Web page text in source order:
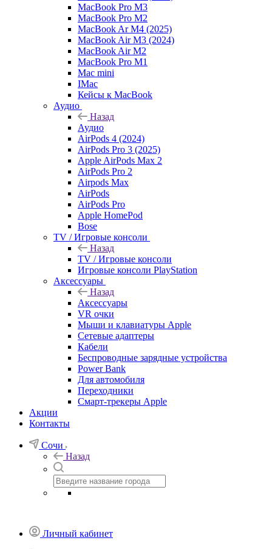
MacBook Pro M3
MacBook Pro M2
MacBook Ar M4 (2025)
MacBook Air M3 (2024)
MacBook Air M2
MacBook Pro M1
Mac mini
IMac
Кейсы к MacBook
Аудио
Назад
Аудио
AirPods 4 (2024)
AirPods Pro 3 (2025)
Apple AirPods Max 2
AirPods Pro 2
Airpods Max
AirPods
AirPods Pro
Apple HomePod
Bose
TV / Игровые консоли
Назад
TV / Игровые консоли
Игровые консоли PlayStation
Аксессуары
Назад
Аксессуары
VR очки
Мыши и клавиатуры Apple
Сетевые адаптеры
Кабели
Беспроводные зарядные устройства
Power Bank
Для автомобиля
Переходники
Смарт-трекеры Apple
Акции
Контакты
Сочи
Назад
Личный кабинет